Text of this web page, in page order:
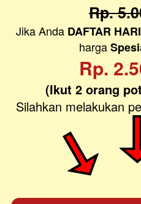
Rp.
Jika Anda DAFTAR
harga
Rp.
(Ikut 2 orang
Silahkan melakukan